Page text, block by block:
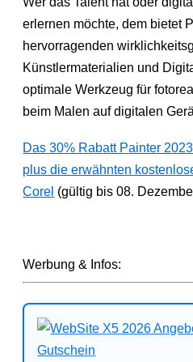
erlernen möchte, dem bietet
hervorragenden
Künstlermaterialien und
optimale Werkzeug für
beim Malen auf digitalen
Das 30% Rabatt Painter
plus die erwähnten
Corel (gültig bis 08.
Werbung & Infos: